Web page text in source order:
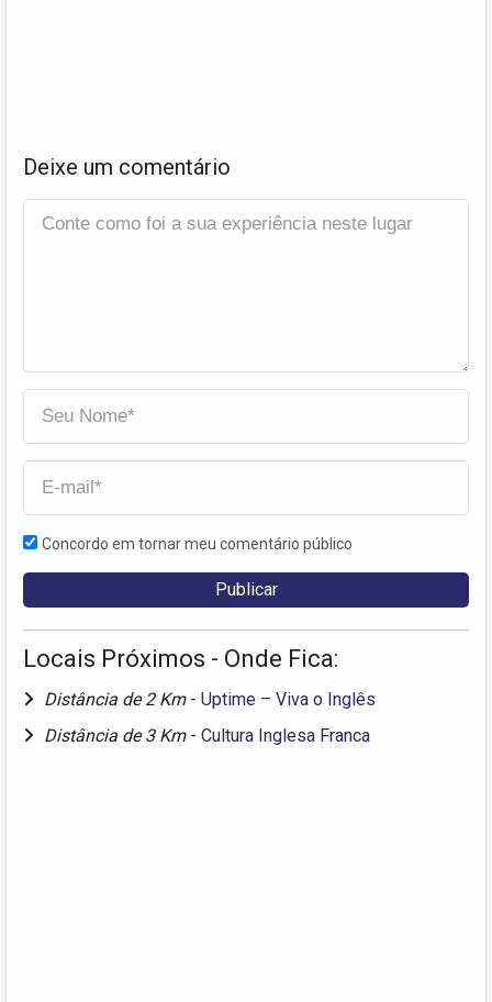
Deixe um comentário
Concordo em tornar meu comentário público
Locais Próximos - Onde Fica:
Distância de 2 Km - Uptime – Viva o Inglês
Distância de 3 Km - Cultura Inglesa Franca